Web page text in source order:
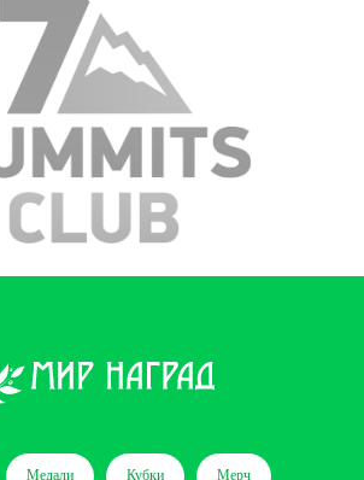
Медали Кубки Мерч